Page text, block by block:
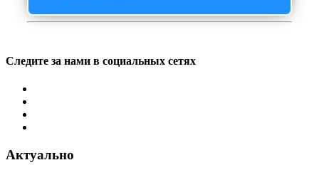
Следите за нами в социальных сетях
Актуально